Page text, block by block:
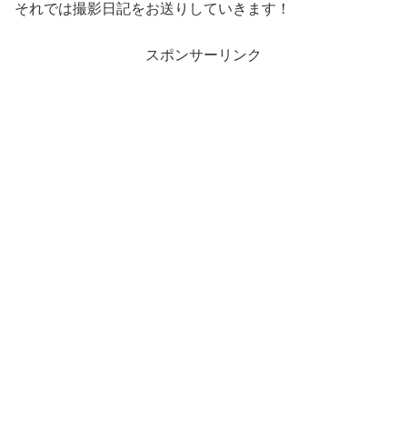
それでは撮影日記をお送りしていきます！
スポンサーリンク